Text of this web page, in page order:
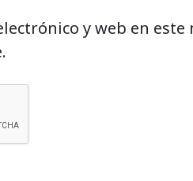
y web en este